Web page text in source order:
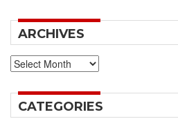
ARCHIVES
Archives
CATEGORIES